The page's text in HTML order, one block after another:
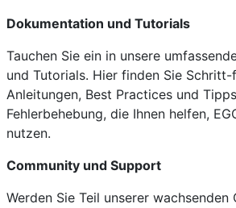
Dokumentation und Tutorials
Tauchen Sie ein in unsere
und Tutorials. Hier finden Sie
Anleitungen, Best Practices und
Fehlerbehebung, die Ihnen helfen,
nutzen.
Community und Support
Werden Sie Teil unserer wachsenden